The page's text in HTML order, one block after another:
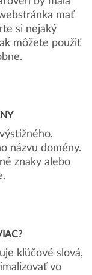
mať
si nejaký
môžete použiť
názvu domény.
znaky alebo
kľúčové slová,
vo